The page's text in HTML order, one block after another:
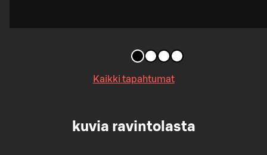
Kaikki tapahtumat
kuvia ravintolasta